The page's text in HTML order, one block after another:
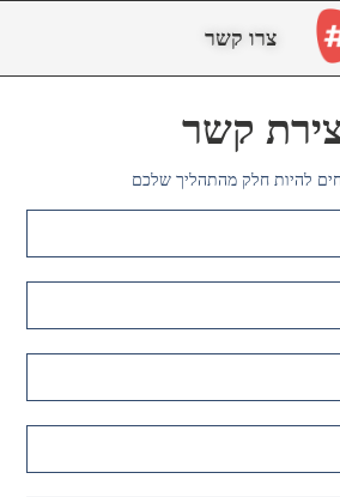
צרו קשר
קשר
להיות חלק מהתהליך שלכם